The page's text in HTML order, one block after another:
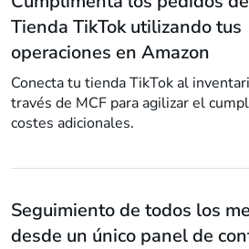
Tienda TikTok utilizando tus
operaciones en Amazon
Conecta tu tienda TikTok al
través de MCF para agilizar el
costes adicionales.
Seguimiento de todos los
desde un único panel de